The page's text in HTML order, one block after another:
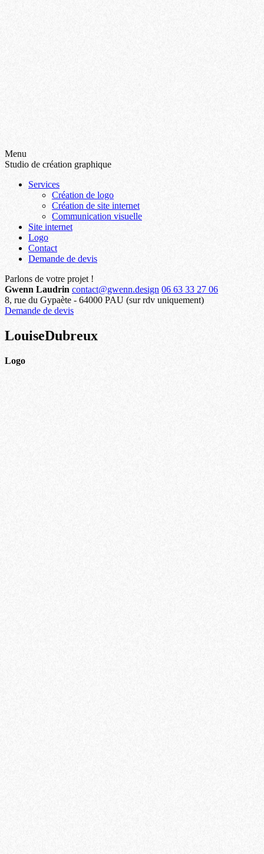
Menu
Studio de création graphique
Services
Création de logo
Création de site internet
Communication visuelle
Site internet
Logo
Contact
Demande de devis
Parlons de votre projet !
Gwenn Laudrin contact@gwenn.design 06 63 33 27 06
8, rue du Gypaète - 64000 PAU (sur rdv uniquement)
Demande de devis
LouiseDubreux
Logo